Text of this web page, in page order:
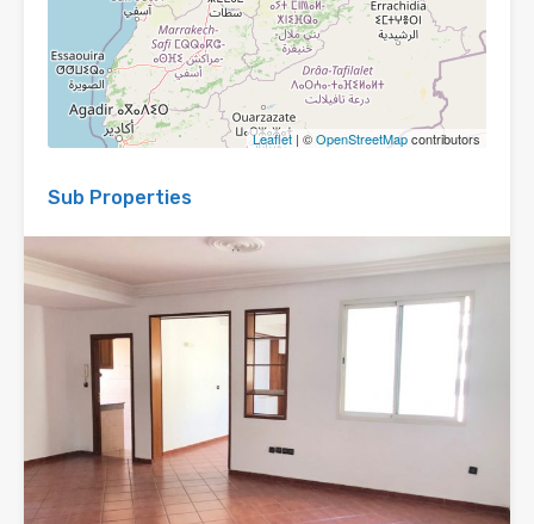
Leaflet | ©OpenStreetMapcontributors
Sub Properties